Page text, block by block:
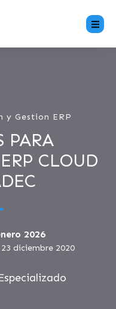
y Gestion ERP
PARA
CLOUD
2026
diciembre 2020